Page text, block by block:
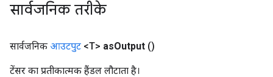
सार्वजनिक तरीके
सार्वजनिक आउटपुट <T> asOutput ()
टेंसर का प्रतीकात्मक हैंडल लौटाता है।